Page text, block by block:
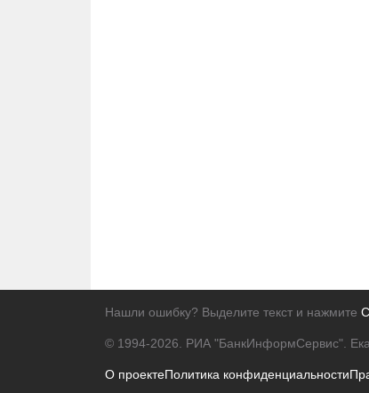
Нашли ошибку? Выделите текст и нажмите
© 1994-2026. РИА "БанкИнформСервис".
О проектеПолитика конфиденциальности